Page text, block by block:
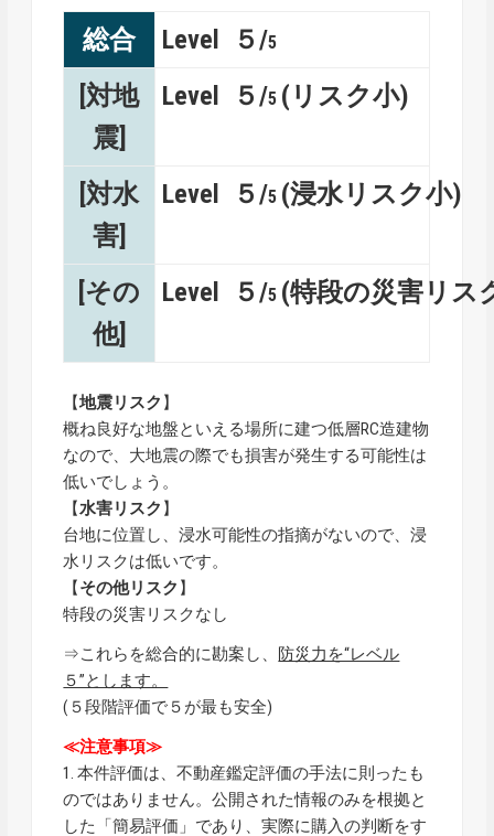
総合 Level ５/5
[対地
震]
Level ５/5 (リスク小)
[対水
害]
Level ５/5 (浸水リスク小)
[その
他]
Level ５/5 (特段の災害リス
【地震リスク 】
概ね良好な地盤といえる場所に建つ低層RC造建物
なので、大地震の際でも損害が発生する可能性は
低いでしょう。
【水害リスク 】
台地に位置し、浸水可能性の指摘がないので、浸
水リスクは低いです。
【その他リスク 】
特段の災害リスクなし
⇒これらを総合的に勘案し、 防災力を“レベル
５”とします。
(５段階評価で５が最も安全)
≪注意事項≫
1. 本件評価は、不動産鑑定評価の手法に則ったも
のではありません。公開された情報のみを根拠と
した「簡易評価」であり、実際に購入の判断をす